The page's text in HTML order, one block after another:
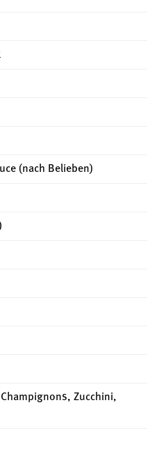
(nach Belieben)
Zucchini,